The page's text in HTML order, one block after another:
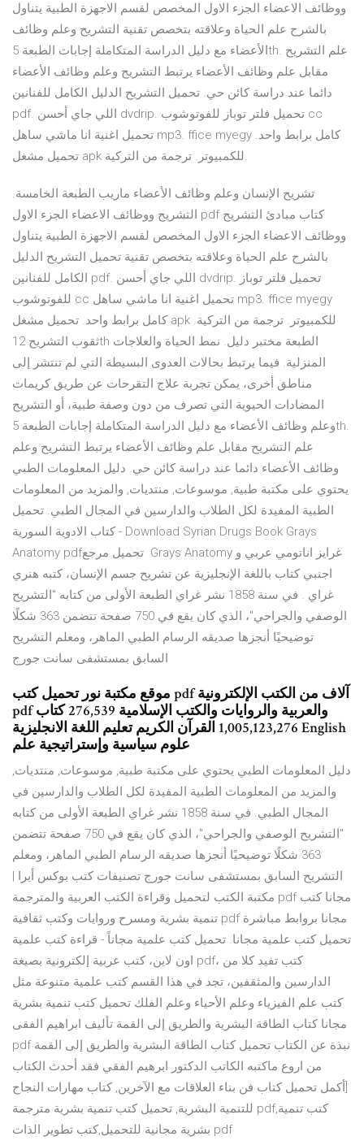
ووظائف الاعضاء الجزء الاول المخصص لقسم الاجهزة الطبية يتناول
بالشرح علم الحياة وعلاقته بتخصص تقنية التشريح وعلم وظائف
الأعضاء مع دليل الدراسة المتكاملة إجابات الطبعة 5th. علم التشريح
مقابل علم وظائف الأعضاء يرتبط التشريح وعلم وظائف الأعضاء
دائما عند دراسة كائن حي. تحميل التشريح الدليل الكامل للفنانين
pdf. اللي جاي أحسن dvdrip. تحميل فلتر توباز للفوتوشوب cc
تحميل اغنية انا ماشي ساهل mp3. ffice myegy كامل برابط واحد.
تحميل مشغل apk للكمبيوتر. ترجمة من التركية.
تشريح الإنسان وعلم وظائف الأعضاء ماريب الطبعة الخامسة.
التشريح ووظائف الاعضاء الجزء الاول pdf كتاب مبادئ التشريح
ووظائف الاعضاء الجزء الاول المخصص لقسم الاجهزة الطبية يتناول
بالشرح علم الحياة وعلاقته بتخصص تقنية تحميل التشريح الدليل
الكامل للفنانين pdf. اللي جاي أحسن dvdrip. تحميل فلتر توباز
للفوتوشوب cc تحميل اغنية انا ماشي ساهل mp3. ffice myegy
كامل برابط واحد. تحميل مشغل apk للكمبيوتر. ترجمة من التركية.
ثقوب التشريح 12th الطبعة مختبر دليل. نمط الحياة والعلاجات
المنزلية. فيما يرتبط بحالات العدوى البسيطة التي لم تنتشر إلى
مناطق أخرى، يمكن تجربة علاج التقرحات عن طريق كريمات
المضادات الحيوية التي تصرف من دون وصفة طبية، أو التشريح
وعلم وظائف الأعضاء مع دليل الدراسة المتكاملة إجابات الطبعة 5th.
علم التشريح مقابل علم وظائف الأعضاء يرتبط التشريح وعلم
وظائف الأعضاء دائما عند دراسة كائن حي. دليل المعلومات الطبي
يحتوي على مكتبة طبية, موسوعات, منتديات, والمزيد من المعلومات
الطبية المفيدة لكل الطلاب والدارسين في المجال الطبي. تحميل
كتاب الادوية السورية - Download Syrian Drugs Book Grays
Anatomy pdf‏ تحميل مرجع Grays Anatomy غرايز اناتومي عربي و
اجنبي كتاب باللغة الإنجليزية عن تشريح جسم الإنسان، كتبه هنري
غراي . في سنة 1858 نشر غراي الطبعة الأولى من كتابه "التشريح
الوصفي والجراحي"، الذي كان يقع في 750 صفحة تتضمن 363 شكلًا
توضيحيًا أنجزها صديقه الرسام الطبي الماهر، ومعلم التشريح
السابق بمستشفى سانت جورج
موقع مكتبة نور تحميل كتب pdf آلاف من الكتب الإلكترونية
pdf والعربية والروايات والكتب الإسلامية 276,539 كتاب
1,005,123,276 القرآن الكريم تعليم اللغة الانجليزية English
علوم سياسية وإستراتيجية علم
دليل المعلومات الطبي يحتوي على مكتبة طبية, موسوعات, منتديات,
والمزيد من المعلومات الطبية المفيدة لكل الطلاب والدارسين في
المجال الطبي. في سنة 1858 نشر غراي الطبعة الأولى من كتابه
"التشريح الوصفي والجراحي"، الذي كان يقع في 750 صفحة تتضمن
363 شكلًا توضيحيًا أنجزها صديقه الرسام الطبي الماهر، ومعلم
التشريح السابق بمستشفى سانت جورج تصنيفات كتب بوكس أيرا |
مكتبة الكتب لتحميل وقراءة الكتب العربية والمترجمة pdf مجانا كتب
تنمية بشرية ومسرح وروايات وكتب ثقافية pdf مجانا بروابط مباشرة
تحميل كتب علمية مجانا. تحميل كتب علمية مجاناً - قراءة كتب علمية
اون لاين، كتب عربية إلكترونية بصيغة pdf، كتب تفيد كلا من
الدارسين والمثقفين، تجد في هذا القسم كتب علمية متنوعة مثل
كتب علم الفيزياء وعلم الأحياء وعلم الفلك تحميل كتب تنمية بشرية
مجانا كتاب الطاقة البشرية والطريق إلى القمة تأليف ابراهيم الفقى
pdf نبذة عن الكتاب تحميل كتاب الطاقة البشرية والطريق إلى القمة
من اروع ماكتبه الكاتب الدكتور ابرهيم الفقي فقد أحدث الكتاب
[أكمل تحميل كتاب فن بناء العلاقات مع الآخرين, كتاب مهارات النجاح
للتنمية البشرية, تحميل كتب تنمية بشرية مترجمة pdf,كتب تنمية
بشرية مجانية للتحميل,كتب تطوير الذات pdf